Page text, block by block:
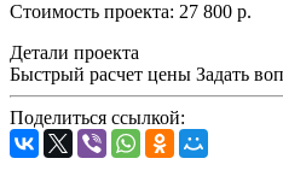
Стоимость проекта: 27 800 р.
Детали проекта
Быстрый расчет цены Задать
Поделиться ссылкой: